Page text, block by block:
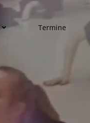
Termine